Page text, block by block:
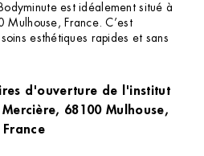
est idéalement situé à
France. C’est
esthétiques rapides et sans
d'ouverture de l'institut
France